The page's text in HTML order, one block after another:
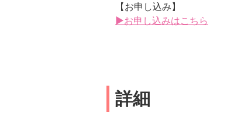
【お申し込み】
▶お申し込みはこちら
詳細